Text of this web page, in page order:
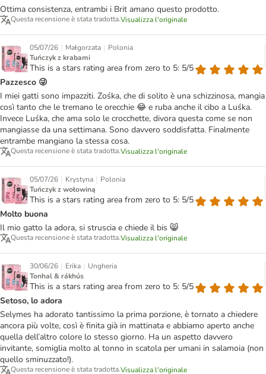
Ottima consistenza, entrambi i Brit amano questo prodotto.
Questa recensione è stata tradotta.Visualizza l'originale
05/07/26 | Małgorzata | Polonia
Tuńczyk z krabami
This is a stars rating area from zero to 5: 5/5
Pazzesco 😜
I miei gatti sono impazziti. Zośka, che di solito è una schizzinosa, mangia
così tanto che le tremano le orecchie 😂 e ruba anche il cibo a Luśka.
Invece Luśka, che ama solo le crocchette, divora questa come se non
mangiasse da una settimana. Sono davvero soddisfatta. Finalmente
entrambe mangiano la stessa cosa.
Questa recensione è stata tradotta.Visualizza l'originale
05/07/26 | Krystyna | Polonia
Tuńczyk z wołowiną
This is a stars rating area from zero to 5: 5/5
Molto buona
Il mio gatto la adora, si struscia e chiede il bis 😸
Questa recensione è stata tradotta.Visualizza l'originale
30/06/26 | Erika | Ungheria
Tonhal & rákhús
This is a stars rating area from zero to 5: 5/5
Setoso, lo adora
Selymes ha adorato tantissimo la prima porzione, è tornato a chiedere
ancora più volte, così è finita già in mattinata e abbiamo aperto anche
quella dell’altro colore lo stesso giorno. Ha un aspetto davvero
invitante, somiglia molto al tonno in scatola per umani in salamoia (non
quello sminuzzato!).
Questa recensione è stata tradotta.Visualizza l'originale